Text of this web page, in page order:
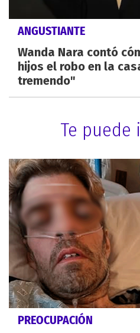
ANGUSTIANTE
Wanda Nara contó
hijos el robo en la
tremendo"
Te puede
PREOCUPACIÓN